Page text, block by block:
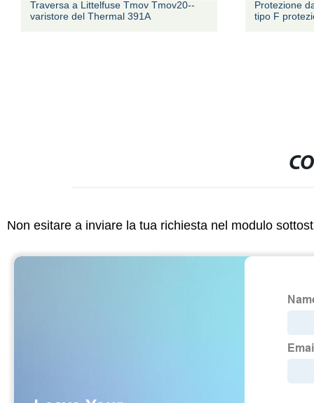
Traversa a Littelfuse Tmov Tmov20--
varistore del Thermal 391A
Protezione
tipo F
Non esitare a inviare la tua richiesta nel modulo